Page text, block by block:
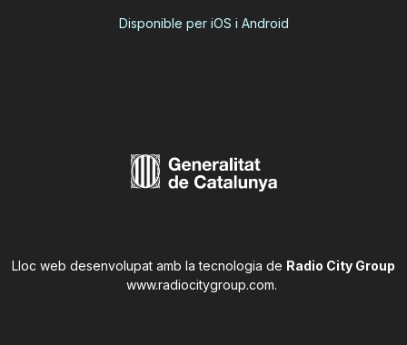
Disponible per iOS i Android
Lloc web desenvolupat amb la tecnologia de Radio City Group
www.radiocitygroup.com.